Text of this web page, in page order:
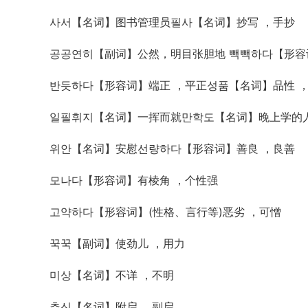
사서【名词】图书管理员필사【名词】抄写 ，手抄
공공연히【副词】公然，明目张胆地 빽빽하다【形
반듯하다【形容词】端正 ，平正성품【名词】品性
일필휘지【名词】一挥而就만학도【名词】晚上学的
위안【名词】安慰선량하다【形容词】善良 ，良善
모나다【形容词】有棱角 ，个性强
고약하다【形容词】(性格、言行等)恶劣 ，可憎
꾹꾹【副词】使劲儿 ，用力
미상【名词】不详 ，不明